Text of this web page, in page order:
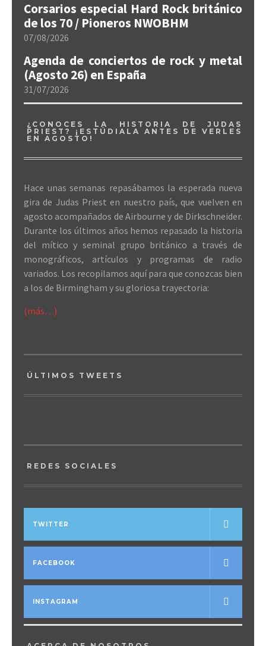
Corsarios especial Hard Rock británico
de los 70 / Pioneros NWOBHM
07/08/2026
Agenda de conciertos de rock y metal
(Agosto 26) en España
31/07/2026
¿CONOCES LA HISTORIA DE JUDAS
PRIEST? ¡ESTÚDIALA ANTES DE VERLES
EN AGOSTO!
Hace unas semanas repasábamos la esperada nueva
gira de Judas Priest en nuestro país, que vuelven en
agosto acompañados de Airbourne y de Dirkschneider.
Durante los últimos años hemos repasado la historia
del mítico y seminal grupo británico a través de
monográficos, artículos y programas de radio
variados. Los recopilamos aquí para que conozcas bien
a los de Birmingham y su gloriosa trayectoria:
(más…)
ÚLTIMOS TWEETS
REDES SOCIALES
TWITTER
FACEBOOK
INSTAGRAM